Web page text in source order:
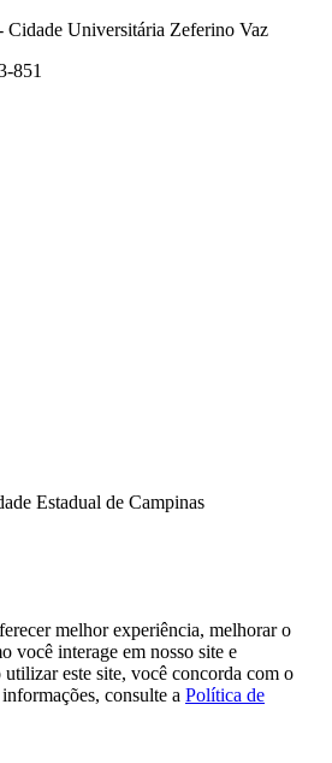
Cidade Universitária Zeferino Vaz
851
Estadual de Campinas
melhor experiência, melhorar o
você interage em nosso site e
este site, você concorda com o
consulte a Política de